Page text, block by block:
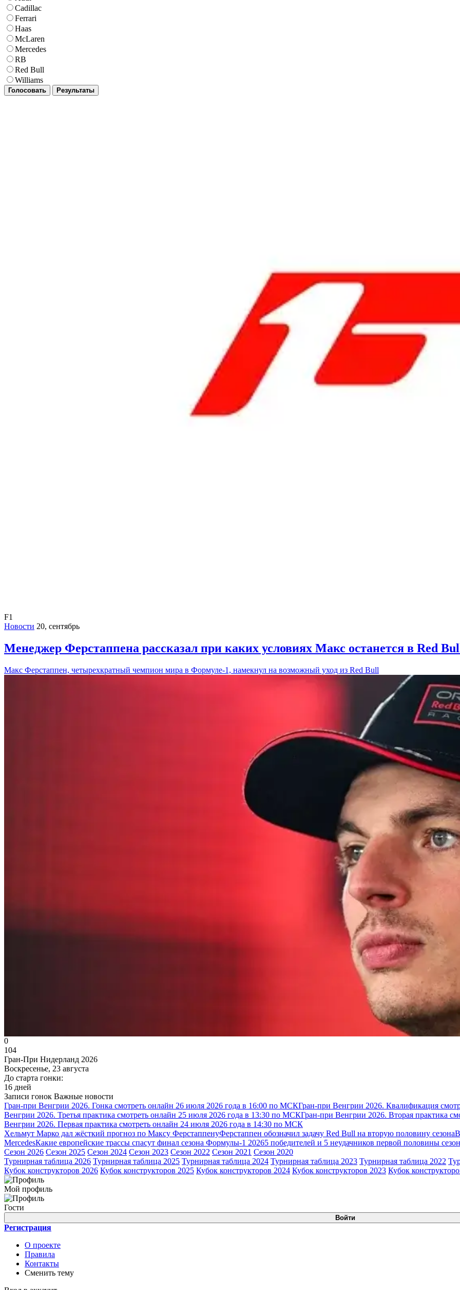
Cadillac
Ferrari
Haas
McLaren
Mercedes
RB
Red Bull
Williams
Голосовать Результаты
F1
Новости 20, сентябрь
Менеджер Ферстаппена рассказал при каких условиях Макс останется в Red
Макс Ферстаппен, четырехкратный чемпион мира в Формуле-1, намекнул на возможный уход из Red Bull
0
104
Гран-При Нидерланд 2026
Воскресенье, 23 августа
До старта гонки:
16 дней
Записи гонок Важные новости
Гран-при Венгрии 2026. Гонка смотреть онлайн 26 июля 2026 года в 16:00 по МСКГран-при Венгрии 2026. Квалификация
Венгрии 2026. Третья практика смотреть онлайн 25 июля 2026 года в 13:30 по МСКГран-при Венгрии 2026. Вторая практика
Венгрии 2026. Первая практика смотреть онлайн 24 июля 2026 года в 14:30 по МСК
Хельмут Марко дал жёсткий прогноз по Максу ФерстаппенуФерстаппен обозначил задачу Red Bull на вторую половину сезона
MercedesКакие европейские трассы спасут финал сезона Формулы-1 20265 победителей и 5 неудачников первой половины
Сезон 2026 Сезон 2025 Сезон 2024 Сезон 2023 Сезон 2022 Сезон 2021 Сезон 2020
Турнирная таблица 2026 Турнирная таблица 2025 Турнирная таблица 2024 Турнирная таблица 2023 Турнирная таблица 2022
Кубок конструкторов 2026 Кубок конструкторов 2025 Кубок конструкторов 2024 Кубок конструкторов 2023 Кубок
Мой профиль
Гости
Войти
Регистрация
О проекте
Правила
Контакты
Сменить тему